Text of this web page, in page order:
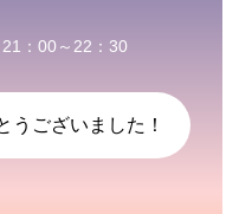
：00～22：30
うございました！